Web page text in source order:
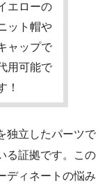
エローの
ット帽や
ャップで
用可能で
！
独立したパーツで
る証拠です。この
ディネートの悩み